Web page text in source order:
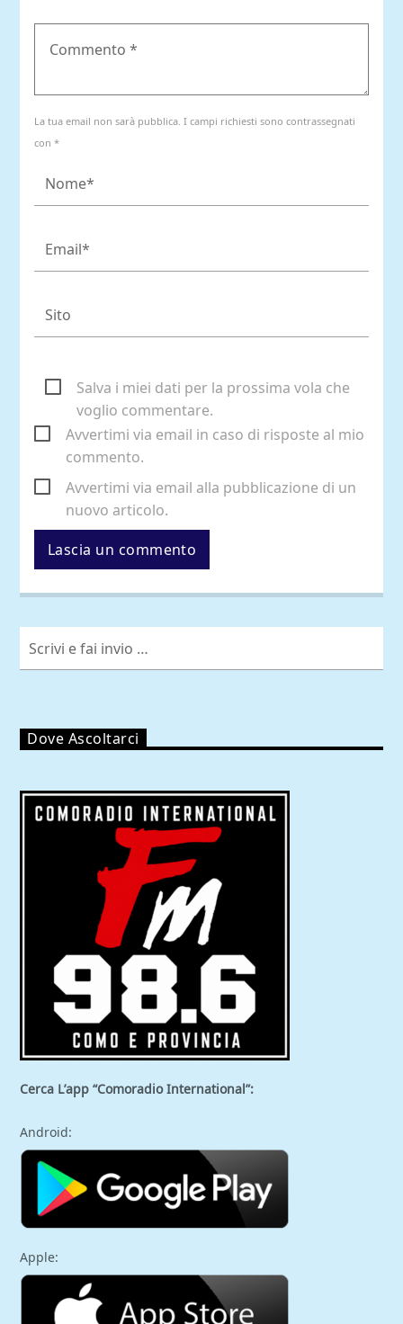
La tua email non sarà pubblica. I campi richiesti sono contrassegnati
con *
Salva i miei dati per la prossima vola che
voglio commentare.
Avvertimi via email in caso di risposte al mio
commento.
Avvertimi via email alla pubblicazione di un
nuovo articolo.
Dove Ascoltarci
Cerca L’app “Comoradio International”:
Android:
Apple: